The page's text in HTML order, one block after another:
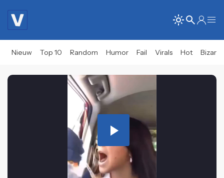
Nieuw Top 10 Random Humor Fail Virals Hot Bizar
Play
Video